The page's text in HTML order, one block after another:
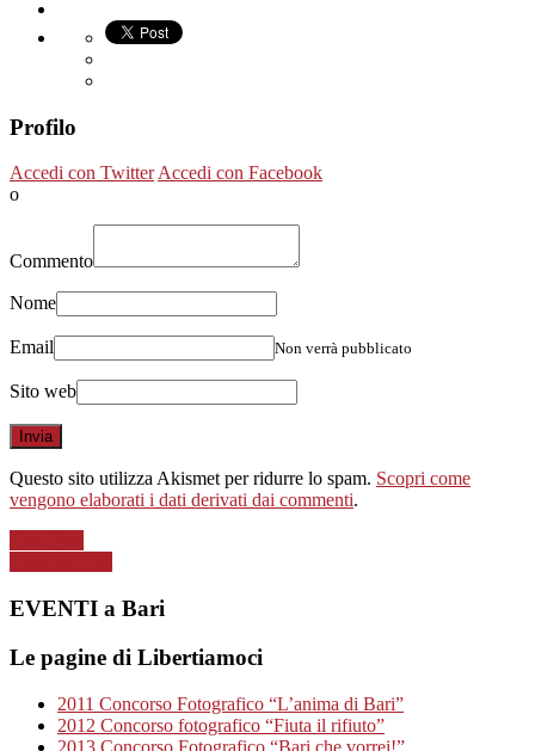
Profilo
Accedi con TwitterAccedi con Facebook
o
Commento
Nome
Email Non verrà pubblicato
Sito web
Questo sito utilizza Akismet per ridurre lo spam. Scopri come
vengono elaborati i dati derivati dai commenti.
EVENTI a Bari
Le pagine di Libertiamoci
2011 Concorso Fotografico “L’anima di Bari”
2012 Concorso fotografico “Fiuta il rifiuto”
2013 Concorso Fotografico “Bari che vorrei!”